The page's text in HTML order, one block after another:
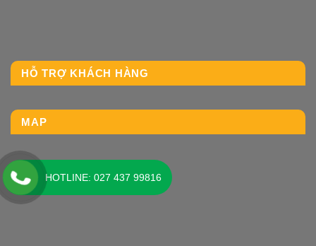
HỖ TRỢ KHÁCH HÀNG
MAP
HOTLINE: 027 437 99816